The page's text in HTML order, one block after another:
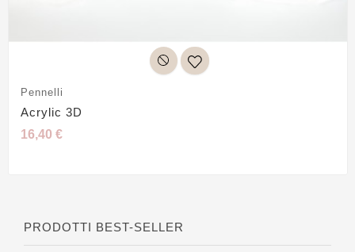
Pennelli
Acrylic 3D
16,40 €
PRODOTTI BEST-SELLER